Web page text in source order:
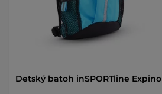
Detský batoh inSPORTline Expino